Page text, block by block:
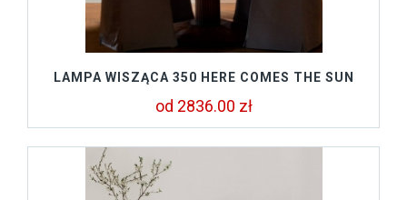
LAMPA WISZĄCA 350 HERE COMES THE SUN
od 2836.00 zł